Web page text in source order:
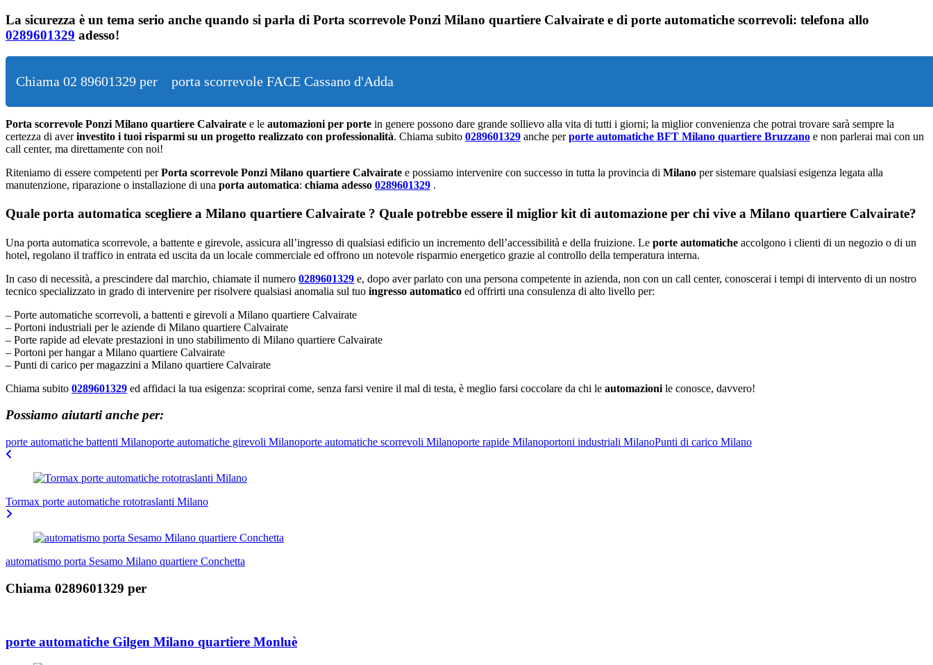
La sicurezza è un tema serio anche quando si parla di Porta scorrevole Ponzi Milano quartiere Calvairate e di porte automatiche scorrevoli: telefona allo
0289601329 adesso!
Chiama 02 89601329 per porta scorrevole FACE Cassano d'Adda
Porta scorrevole Ponzi Milano quartiere Calvairate e le automazioni per porte in genere possono dare grande sollievo alla vita di tutti i giorni; la miglior convenienza che potrai trovare sarà sempre la
certezza di averinvestito i tuoi risparmi su un progetto realizzato con professionalità. Chiama subito 0289601329 anche perporte automatiche BFT Milano quartiere Bruzzano e non parlerai mai con un
call center, ma direttamente con noi!
Riteniamo di essere competenti perPorta scorrevole Ponzi Milano quartiere Calvairate e possiamo intervenire con successo in tutta la provincia di Milano per sistemare qualsiasi esigenza legata alla
manutenzione, riparazione o installazione di una porta automatica: chiama adesso 0289601329 .
Quale porta automatica scegliere a Milano quartiere Calvairate ? Quale potrebbe essere il miglior kit di automazione per chi vive a Milano quartiere Calvairate?
Una porta automatica scorrevole, a battente e girevole, assicura all’ingresso di qualsiasi edificio un incremento dell’accessibilità e della fruizione. Le porte automatiche accolgono i clienti di un negozio o di un
hotel, regolano il traffico in entrata ed uscita da un locale commerciale ed offrono un notevole risparmio energetico grazie al controllo della temperatura interna.
In caso di necessità, a prescindere dal marchio, chiamate il numero 0289601329 e, dopo aver parlato con una persona competente in azienda, non con un call center, conoscerai i tempi di intervento di un nostro
tecnico specializzato in grado di intervenire per risolvere qualsiasi anomalia sul tuo ingresso automatico ed offrirti una consulenza di alto livello per:
– Porte automatiche scorrevoli, a battenti e girevoli a Milano quartiere Calvairate
– Portoni industriali per le aziende di Milano quartiere Calvairate
– Porte rapide ad elevate prestazioni in uno stabilimento di Milano quartiere Calvairate
– Portoni per hangar a Milano quartiere Calvairate
– Punti di carico per magazzini a Milano quartiere Calvairate
Chiama subito 0289601329 ed affidaci la tua esigenza: scoprirai come, senza farsi venire il mal di testa, è meglio farsi coccolare da chi le automazioni le conosce, davvero!
Possiamo aiutarti anche per:
porte automatiche battenti Milanoporte automatiche girevoli Milanoporte automatiche scorrevoli Milanoporte rapide Milanoportoni industriali MilanoPunti di carico Milano
Navigazione
articoli
Tormax porte automatiche rototraslanti Milano
automatismo porta Sesamo Milano quartiere Conchetta
Chiama 0289601329 per
porte automatiche Gilgen Milano quartiere Monluè